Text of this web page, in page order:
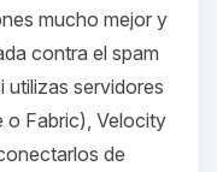
mucho mejor y
contra el spam
utilizas servidores
o Fabric), Velocity
de